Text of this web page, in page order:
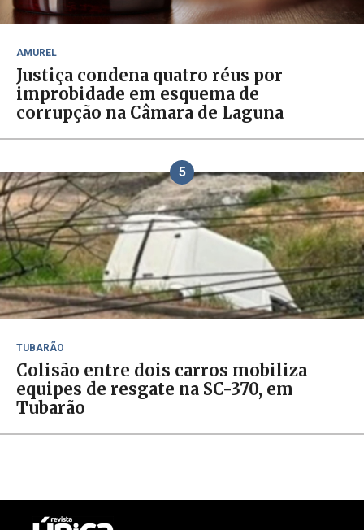
AMUREL
Justiça condena quatro réus por
improbidade em esquema de
corrupção na Câmara de Laguna
5
TUBARÃO
Colisão entre dois carros mobiliza
equipes de resgate na SC-370, em
Tubarão